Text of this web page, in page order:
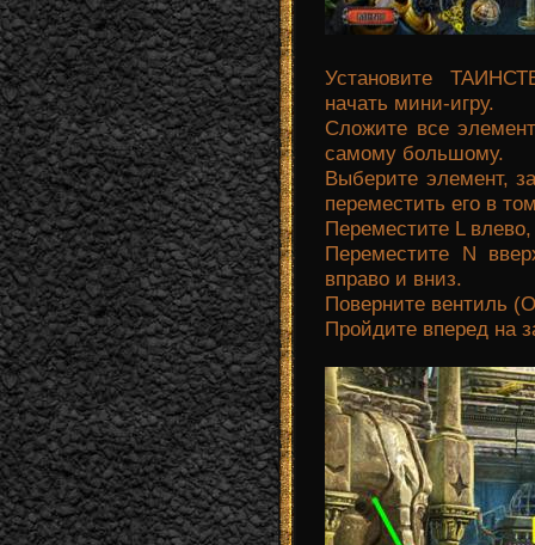
Установите
начать мини-игру.
Сложите все
самому большому.
Выберите элемент,
переместить его в
Переместите L
Переместите N
вправо и вниз.
Поверните вентиль
Пройдите вперед на